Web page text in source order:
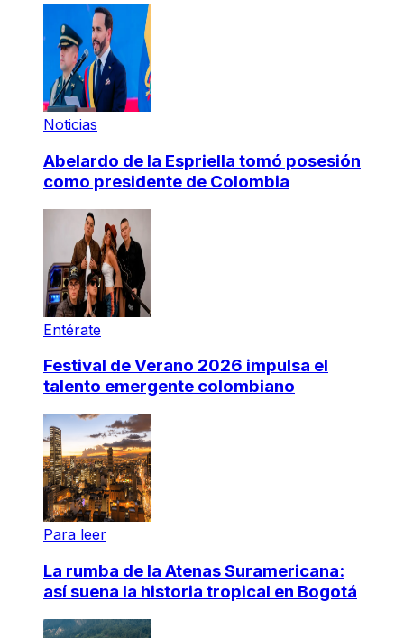
Noticias
Abelardo de la Espriella tomó posesión
como presidente de Colombia
Entérate
Festival de Verano 2026 impulsa el
talento emergente colombiano
Para leer
La rumba de la Atenas Suramericana:
así suena la historia tropical en Bogotá